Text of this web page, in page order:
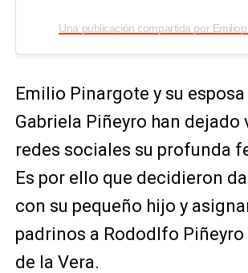
Emilio Pinargote y su
Gabriela Piñeyro han dejado
redes sociales su profunda
Es por ello que decidieron
con su pequeño hijo y
padrinos a Rododlfo Piñeyro
de la Vera.